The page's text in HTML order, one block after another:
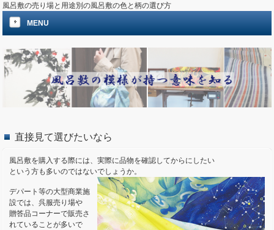
風呂敷の売り場と用途別の風呂敷の色と柄の選び方
MENU
直接見て選びたいなら
風呂敷を購入する際には、実際に品物を確認してからにしたい
という方も多いのではないでしょうか。
デパート等の大型商業施
設では、呉服売り場や
贈答品コーナーで販売さ
れていることが多いで